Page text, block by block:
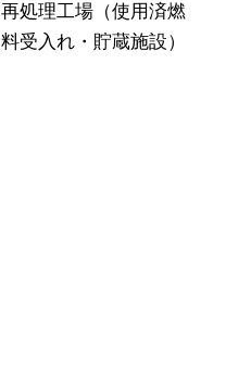
再処理工場（使用済燃
料受入れ・貯蔵施設）